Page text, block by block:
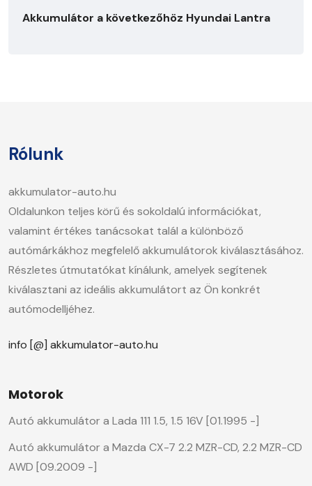
Akkumulátor a következőhöz Hyundai Lantra
Rólunk
akkumulator-auto.hu
Oldalunkon teljes körű és sokoldalú információkat,
valamint értékes tanácsokat talál a különböző
autómárkákhoz megfelelő akkumulátorok kiválasztásához.
Részletes útmutatókat kínálunk, amelyek segítenek
kiválasztani az ideális akkumulátort az Ön konkrét
autómodelljéhez.
info [@] akkumulator-auto.hu
Motorok
Autó akkumulátor a Lada 111 1.5, 1.5 16V [01.1995 -]
Autó akkumulátor a Mazda CX-7 2.2 MZR-CD, 2.2 MZR-CD
AWD [09.2009 -]